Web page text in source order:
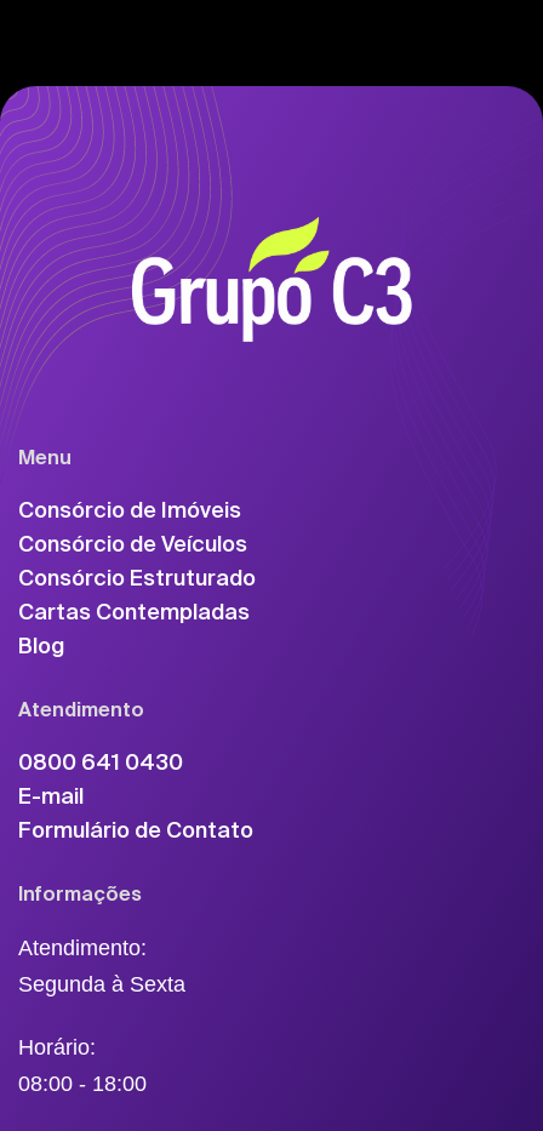
Menu
Consórcio de Imóveis
Consórcio de Veículos
Consórcio Estruturado
Cartas Contempladas
Blog
Atendimento
0800 641 0430
E-mail
Formulário de Contato
Informações
Atendimento:
Segunda à Sexta
Horário:
08:00 - 18:00